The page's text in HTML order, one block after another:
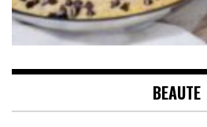
BEAUTE